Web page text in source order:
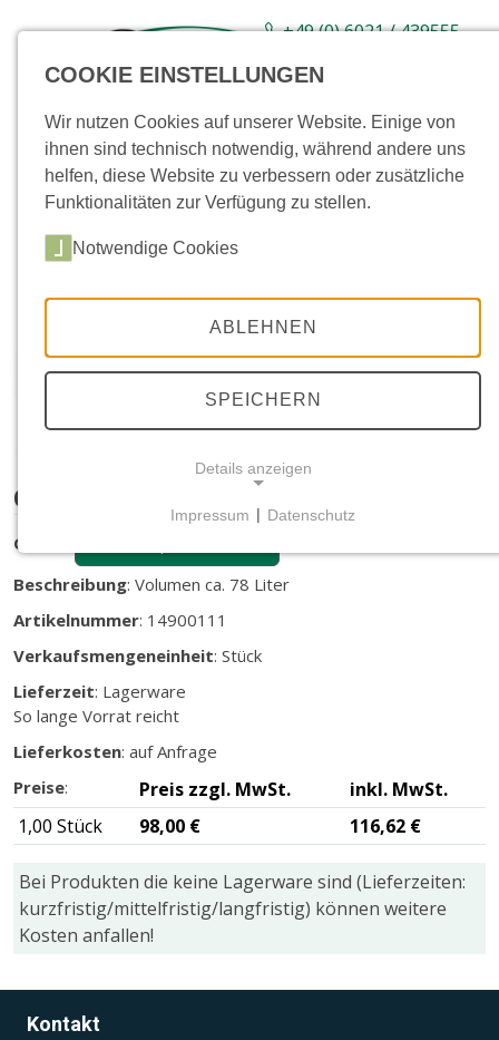
+49 (0) 6021 / 439555-
Sortiment Neuware Aktionsartikel
GFK-Becken, rund
Größe
Beschreibung: Volumen ca. 78 Liter
Artikelnummer: 14900111
Verkaufsmengeneinheit: Stück
Lieferzeit: Lagerware
So lange Vorrat reicht
Lieferkosten: auf Anfrage
Preise: Preis zzgl. MwSt.
inkl. MwSt.
1,00 Stück
98,00 € 116,62 €
Bei Produkten die keine Lagerware sind (Lieferzeiten:
kurzfristig/mittelfristig/langfristig) können weitere
Kosten anfallen!
Kontakt
COOKIE EINSTELLUNGEN
Wir nutzen Cookies auf unserer Website. Einige von
ihnen sind technisch notwendig, während andere uns
helfen, diese Website zu verbessern oder zusätzliche
Funktionalitäten zur Verfügung zu stellen.
Notwendige Cookies
ABLEHNEN
SPEICHERN
Details anzeigen
Notwendige Cookies ermöglichen grundlegende
Funktionen und sind für die einwandfreie Funktion
der Website erforderlich.
TYPO3
Name:
Zweck:
Wird für die unverwechselbare Identifizierung eines
bessere Bedienerführung, z.B. bei den Formularen
und im Sortiment
Cookie Laufzeit:
gelöscht (Sitzungscookie)
Impressum | Datenschutz